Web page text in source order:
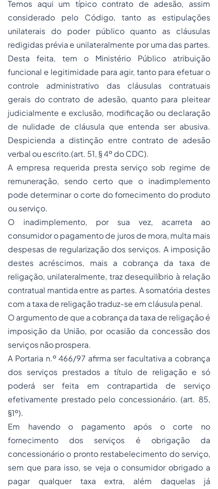
Temos aqui um típico contrato de adesão, assim
considerado pelo Código, tanto as estipulações
unilaterais do poder público quanto as cláusulas
redigidas prévia e unilateralmente por uma das partes.
Desta feita, tem o Ministério Público atribuição
funcional e legitimidade para agir, tanto para efetuar o
controle administrativo das cláusulas contratuais
gerais do contrato de adesão, quanto para pleitear
judicialmente e exclusão, modificação ou declaração
de nulidade de cláusula que entenda ser abusiva.
Despicienda a distinção entre contrato de adesão
verbal ou escrito.(art. 51, § 4º do CDC).
A empresa requerida presta serviço sob regime de
remuneração, sendo certo que o inadimplemento
pode determinar o corte do fornecimento do produto
ou serviço.
O inadimplemento, por sua vez, acarreta ao
consumidor o pagamento de juros de mora, multa mais
despesas de regularização dos serviços. A imposição
destes acréscimos, mais a cobrança da taxa de
religação, unilateralmente, traz desequilíbrio à relação
contratual mantida entre as partes. A somatória destes
com a taxa de religação traduz-se em cláusula penal.
O argumento de que a cobrança da taxa de religação é
imposição da União, por ocasião da concessão dos
serviços não prospera.
A Portaria n.º 466/97 afirma ser facultativa a cobrança
dos serviços prestados a título de religação e só
poderá ser feita em contrapartida de serviço
efetivamente prestado pelo concessionário. (art. 85,
§1º).
Em havendo o pagamento após o corte no
fornecimento dos serviços é obrigação da
concessionário o pronto restabelecimento do serviço,
sem que para isso, se veja o consumidor obrigado a
pagar qualquer taxa extra, além daquelas já